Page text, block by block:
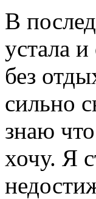
В
устала
без
сильно
знаю
хочу. Я